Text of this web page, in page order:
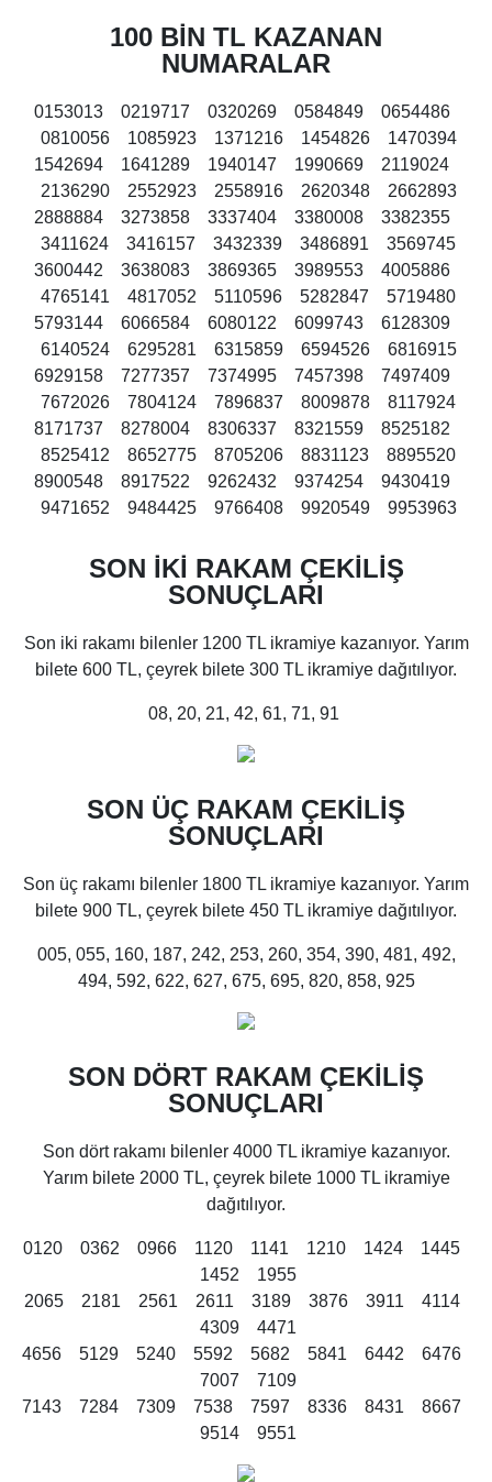
100 BİN TL KAZANAN
NUMARALAR
0153013 0219717 0320269 0584849 0654486
0810056 1085923 1371216 1454826 1470394
1542694 1641289 1940147 1990669 2119024
2136290 2552923 2558916 2620348 2662893
2888884 3273858 3337404 3380008 3382355
3411624 3416157 3432339 3486891 3569745
3600442 3638083 3869365 3989553 4005886
4765141 4817052 5110596 5282847 5719480
5793144 6066584 6080122 6099743 6128309
6140524 6295281 6315859 6594526 6816915
6929158 7277357 7374995 7457398 7497409
7672026 7804124 7896837 8009878 8117924
8171737 8278004 8306337 8321559 8525182
8525412 8652775 8705206 8831123 8895520
8900548 8917522 9262432 9374254 9430419
9471652 9484425 9766408 9920549 9953963
SON İKİ RAKAM ÇEKİLİŞ
SONUÇLARI
Son iki rakamı bilenler 1200 TL ikramiye kazanıyor. Yarım
bilete 600 TL, çeyrek bilete 300 TL ikramiye dağıtılıyor.
08, 20, 21, 42, 61, 71, 91
SON ÜÇ RAKAM ÇEKİLİŞ
SONUÇLARI
Son üç rakamı bilenler 1800 TL ikramiye kazanıyor. Yarım
bilete 900 TL, çeyrek bilete 450 TL ikramiye dağıtılıyor.
005, 055, 160, 187, 242, 253, 260, 354, 390, 481, 492,
494, 592, 622, 627, 675, 695, 820, 858, 925
SON DÖRT RAKAM ÇEKİLİŞ
SONUÇLARI
Son dört rakamı bilenler 4000 TL ikramiye kazanıyor.
Yarım bilete 2000 TL, çeyrek bilete 1000 TL ikramiye
dağıtılıyor.
0120 0362 0966 1120 1141 1210 1424 1445
1452 1955
2065 2181 2561 2611 3189 3876 3911 4114
4309 4471
4656 5129 5240 5592 5682 5841 6442 6476
7007 7109
7143 7284 7309 7538 7597 8336 8431 8667
9514 9551